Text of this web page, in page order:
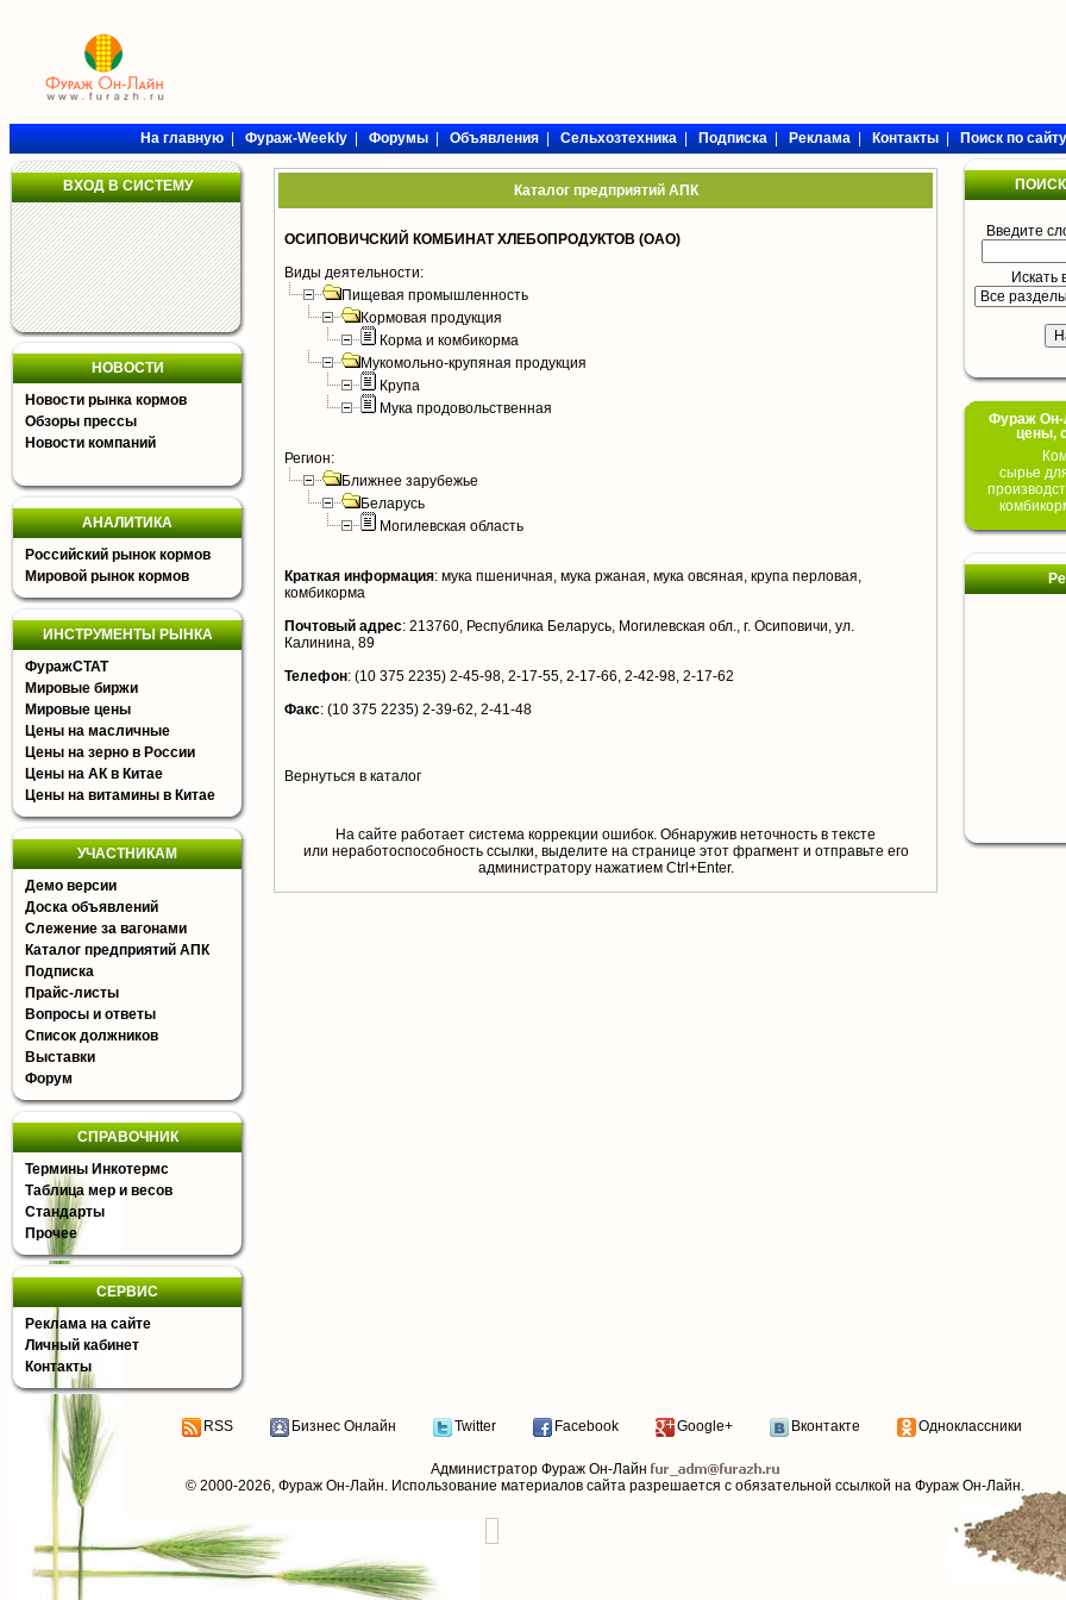
На главную|Фураж-Weekly|Форумы|Объявления|Сельхозтехника|Подписка|Реклама|Контакты|Поиск по сайту
ВХОД В СИСТЕМУ
НОВОСТИ
Новости рынка кормов
Обзоры прессы
Новости компаний
АНАЛИТИКА
Российский рынок кормов
Мировой рынок кормов
ИНСТРУМЕНТЫ РЫНКА
ФуражСТАТ
Мировые биржи
Мировые цены
Цены на масличные
Цены на зерно в России
Цены на АК в Китае
Цены на витамины в Китае
УЧАСТНИКАМ
Демо версии
Доска объявлений
Слежение за вагонами
Каталог предприятий АПК
Подписка
Прайс-листы
Вопросы и ответы
Список должников
Выставки
Форум
СПРАВОЧНИК
Термины Инкотермс
Таблица мер и весов
Стандарты
Прочее
СЕРВИС
Реклама на сайте
Личный кабинет
Контакты
Каталог предприятий АПК
ОСИПОВИЧСКИЙ КОМБИНАТ ХЛЕБОПРОДУКТОВ (ОАО)
Виды деятельности:
Пищевая промышленность
Кормовая продукция
Корма и комбикорма
Мукомольно-крупяная продукция
Крупа
Мука продовольственная
Регион:
Ближнее зарубежье
Беларусь
Могилевская область
Краткая информация: мука пшеничная, мука ржаная, мука овсяная, крупа перловая,
комбикорма
Почтовый адрес: 213760, Республика Беларусь, Могилевская обл., г. Осиповичи, ул.
Калинина, 89
Телефон: (10 375 2235) 2-45-98, 2-17-55, 2-17-66, 2-42-98, 2-17-62
Факс: (10 375 2235) 2-39-62, 2-41-48
Вернуться в каталог
На сайте работает система коррекции ошибок. Обнаружив неточность в тексте
или неработоспособность ссылки, выделите на странице этот фрагмент и отправьте его
aдминистратору нажатием Ctrl+Enter.
Введите
Искать
Фураж Он-
цены,
сырье
RSS Бизнес Онлайн Twitter Facebook Google+ Вконтакте Одноклассники
Администратор Фураж Он-Лайн
© 2000-2026, Фураж Он-Лайн. Использование материалов сайта разрешается с обязательной ссылкой на Фураж Он-Лайн.